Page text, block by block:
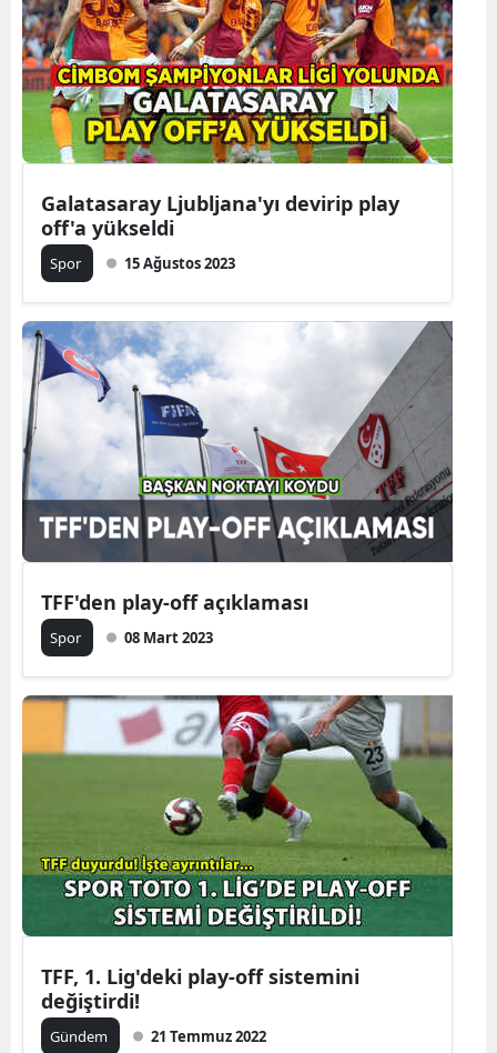
Samsun
Siirt
Sinop
Trabzon
Tunceli
Şanlıurfa
Uşak
Van
Yozgat
Bayburt
Kırıkkale
Batman
Şırnak
Bartın
Galatasaray Ljubljana'yı devirip play
off'a yükseldi
Spor 15 Ağustos 2023
TFF'den play-off açıklaması
Spor 08 Mart 2023
TFF, 1. Lig'deki play-off sistemini
değiştirdi!
Gündem 21 Temmuz 2022